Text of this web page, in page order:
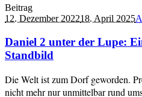
Beitrag
12. Dezember 202218. April 2025
Daniel 2 unter der Lupe:
Standbild
Die Welt ist zum Dorf geworden.
nicht mehr nur unmittelbar rund